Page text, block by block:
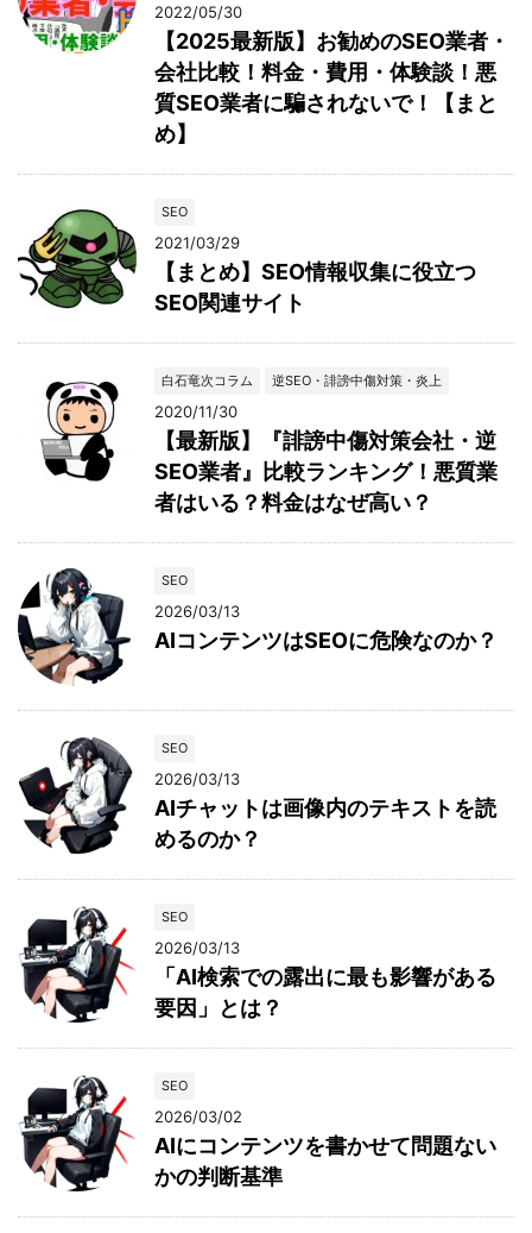
2022/05/30
【2025最新版】お勧めのSEO業者・
会社比較！料金・費用・体験談！悪
質SEO業者に騙されないで！【まと
め】
SEO
2021/03/29
【まとめ】SEO情報収集に役立つ
SEO関連サイト
白石竜次コラム 逆SEO・誹謗中傷対策・炎上
2020/11/30
【最新版】『誹謗中傷対策会社・逆
SEO業者』比較ランキング！悪質業
者はいる？料金はなぜ高い？
SEO
2026/03/13
AIコンテンツはSEOに危険なのか？
SEO
2026/03/13
AIチャットは画像内のテキストを読
めるのか？
SEO
2026/03/13
「AI検索での露出に最も影響がある
要因」とは？
SEO
2026/03/02
AIにコンテンツを書かせて問題ない
かの判断基準